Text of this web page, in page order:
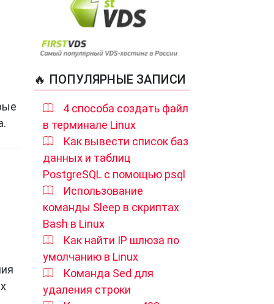
🔥 ПОПУЛЯРНЫЕ ЗАПИСИ
4 способа создать файл
в терминале Linux
Как вывести список баз
данных и таблиц
PostgreSQL с помощью psql
Использование
команды Sleep в скриптах
Bash в Linux
Как найти IP шлюза по
умолчанию в Linux
Команда Sed для
удаления строки